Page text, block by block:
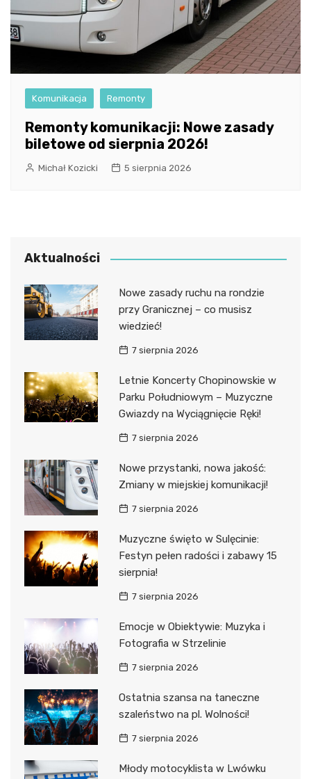
Komunikacja Remonty
Remonty komunikacji: Nowe zasady
biletowe od sierpnia 2026!
Michał Kozicki 5 sierpnia 2026
Aktualności
Nowe zasady ruchu na rondzie
przy Granicznej – co musisz
wiedzieć!
7 sierpnia 2026
Letnie Koncerty Chopinowskie w
Parku Południowym – Muzyczne
Gwiazdy na Wyciągnięcie Ręki!
7 sierpnia 2026
Nowe przystanki, nowa jakość:
Zmiany w miejskiej komunikacji!
7 sierpnia 2026
Muzyczne święto w Sulęcinie:
Festyn pełen radości i zabawy 15
sierpnia!
7 sierpnia 2026
Emocje w Obiektywie: Muzyka i
Fotografia w Strzelinie
7 sierpnia 2026
Ostatnia szansa na taneczne
szaleństwo na pl. Wolności!
7 sierpnia 2026
Młody motocyklista w Lwówku